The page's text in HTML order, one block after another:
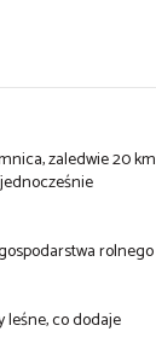
zaledwie 20 km
rolnego
leśne, co dodaje